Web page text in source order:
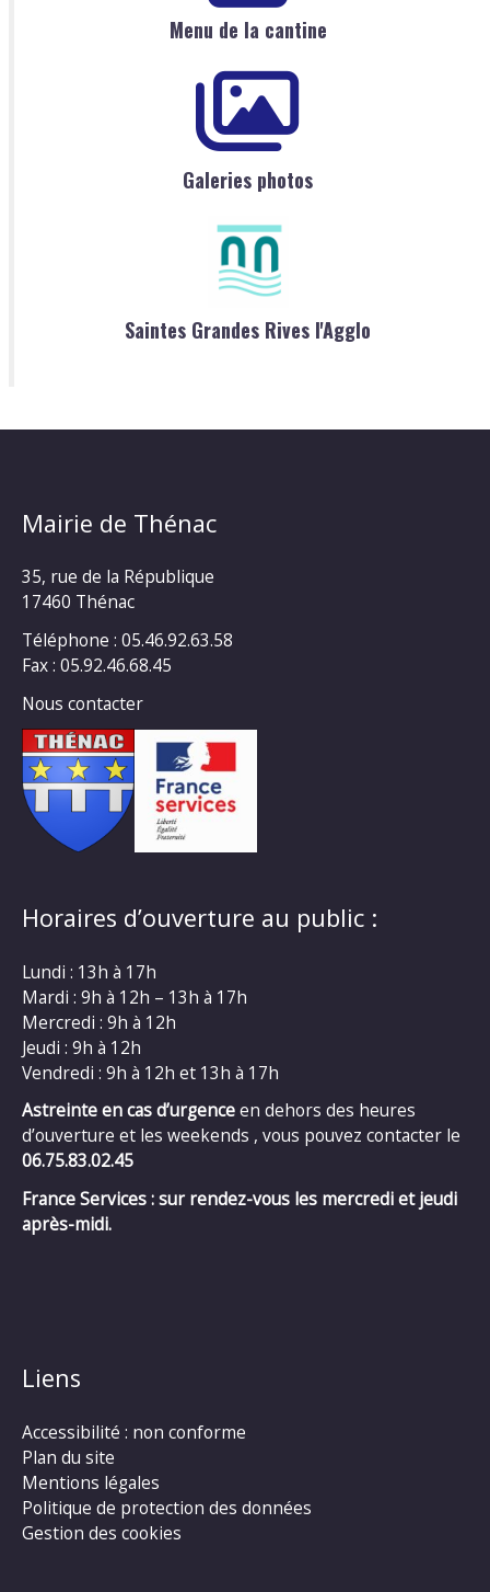
Menu de la cantine
Galeries photos
Saintes Grandes Rives l'Agglo
Mairie de Thénac
35, rue de la République
17460 Thénac
Téléphone : 05.46.92.63.58
Fax : 05.92.46.68.45
Nous contacter
Horaires d’ouverture au public :
Lundi : 13h à 17h
Mardi : 9h à 12h – 13h à 17h
Mercredi : 9h à 12h
Jeudi : 9h à 12h
Vendredi : 9h à 12h et 13h à 17h
Astreinte en cas d’urgenceen dehors des heures
d’ouverture et les weekends , vous pouvez contacter le
06.75.83.02.45
France Services : sur rendez-vous les mercredi et jeudi
après-midi.
Liens
Accessibilité : non conforme
Plan du site
Mentions légales
Politique de protection des données
Gestion des cookies